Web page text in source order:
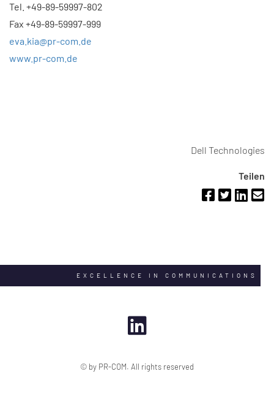
Tel. +49-89-59997-802
Fax +49-89-59997-999
eva.kia@pr-com.de
www.pr-com.de
Dell Technologies
Teilen
EXCELLENCE IN COMMUNICATIONS
© by PR-COM. All rights reserved